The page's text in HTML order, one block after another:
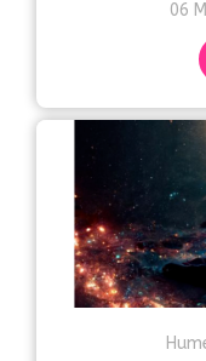
06